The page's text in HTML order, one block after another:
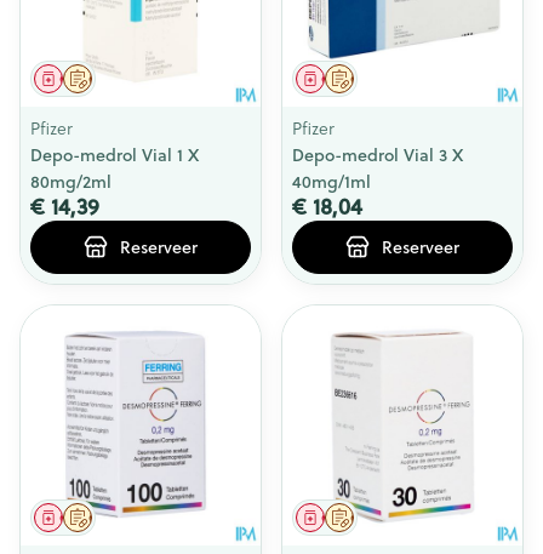
Op voorschrift
Geneesmiddel
Pfizer
Depo-medrol Vial 1 X
80mg/2ml
€ 14,39
Reserveer
Op voorschrift
Geneesmiddel
Pfizer
Depo-medrol Vial 3 X
40mg/1ml
€ 18,04
Reserveer
Op voorschrift
Geneesmiddel Op voorschrift
Geneesmiddel